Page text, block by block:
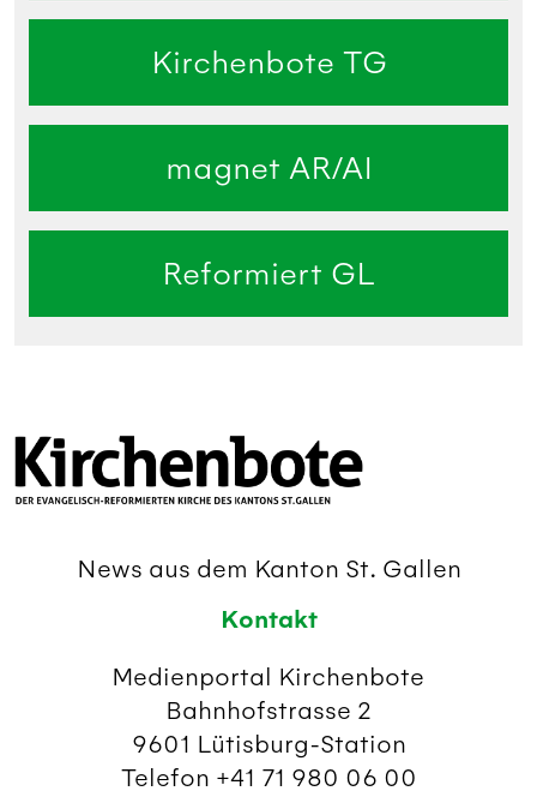
Kirchenbote TG
magnet AR/AI
Reformiert GL
News aus dem Kanton St. Gallen
Kontakt
Medienportal Kirchenbote
Bahnhofstrasse 2
9601 Lütisburg-Station
Telefon +41 71 980 06 00